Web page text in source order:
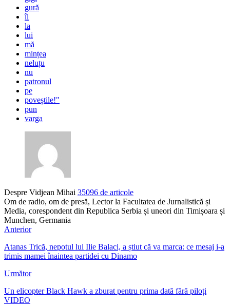
gură
îl
la
lui
mă
mințea
neluțu
nu
patronul
pe
poveștile!"
pun
varga
Despre Vidjean Mihai 35096 de articole
Om de radio, om de presă, Lector la Facultatea de Jurnalistică și
Media, corespondent din Republica Serbia și uneori din Timișoara și
Munchen, Germania
Anterior
Atanas Trică, nepotul lui Ilie Balaci, a știut că va marca: ce mesaj i-a
trimis mamei înaintea partidei cu Dinamo
Următor
Un elicopter Black Hawk a zburat pentru prima dată fără piloți
VIDEO